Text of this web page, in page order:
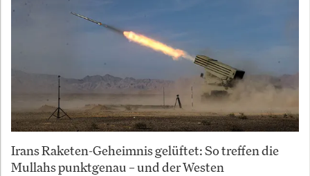
Irans Raketen-Geheimnis gelüftet: So treffen die
Mullahs punktgenau – und der Westen